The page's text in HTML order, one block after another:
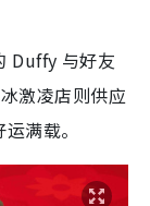
Duffy 与好友
激凌店则供应
满载。